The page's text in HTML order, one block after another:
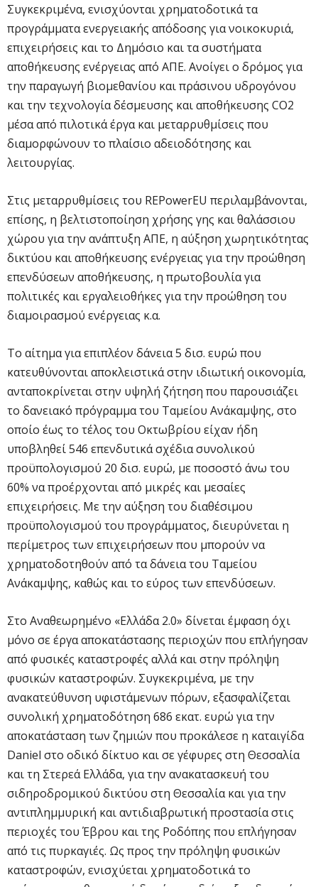
Συγκεκριμένα, ενισχύονται χρηματοδοτικά τα
προγράμματα ενεργειακής απόδοσης για νοικοκυριά,
επιχειρήσεις και το Δημόσιο και τα συστήματα
αποθήκευσης ενέργειας από ΑΠΕ. Ανοίγει ο δρόμος για
την παραγωγή βιομεθανίου και πράσινου υδρογόνου
και την τεχνολογία δέσμευσης και αποθήκευσης CO2
μέσα από πιλοτικά έργα και μεταρρυθμίσεις που
διαμορφώνουν το πλαίσιο αδειοδότησης και
λειτουργίας.
Στις μεταρρυθμίσεις του REPowerEU περιλαμβάνονται,
επίσης, η βελτιστοποίηση χρήσης γης και θαλάσσιου
χώρου για την ανάπτυξη ΑΠΕ, η αύξηση χωρητικότητας
δικτύου και αποθήκευσης ενέργειας για την προώθηση
επενδύσεων αποθήκευσης, η πρωτοβουλία για
πολιτικές και εργαλειοθήκες για την προώθηση του
διαμοιρασμού ενέργειας κ.α.
Το αίτημα για επιπλέον δάνεια 5 δισ. ευρώ που
κατευθύνονται αποκλειστικά στην ιδιωτική οικονομία,
ανταποκρίνεται στην υψηλή ζήτηση που παρουσιάζει
το δανειακό πρόγραμμα του Ταμείου Ανάκαμψης, στο
οποίο έως το τέλος του Οκτωβρίου είχαν ήδη
υποβληθεί 546 επενδυτικά σχέδια συνολικού
προϋπολογισμού 20 δισ. ευρώ, με ποσοστό άνω του
60% να προέρχονται από μικρές και μεσαίες
επιχειρήσεις. Με την αύξηση του διαθέσιμου
προϋπολογισμού του προγράμματος, διευρύνεται η
περίμετρος των επιχειρήσεων που μπορούν να
χρηματοδοτηθούν από τα δάνεια του Ταμείου
Ανάκαμψης, καθώς και το εύρος των επενδύσεων.
Στο Αναθεωρημένο «Ελλάδα 2.0» δίνεται έμφαση όχι
μόνο σε έργα αποκατάστασης περιοχών που επλήγησαν
από φυσικές καταστροφές αλλά και στην πρόληψη
φυσικών καταστροφών. Συγκεκριμένα, με την
ανακατεύθυνση υφιστάμενων πόρων, εξασφαλίζεται
συνολική χρηματοδότηση 686 εκατ. ευρώ για την
αποκατάσταση των ζημιών που προκάλεσε η καταιγίδα
Daniel στο οδικό δίκτυο και σε γέφυρες στη Θεσσαλία
και τη Στερεά Ελλάδα, για την ανακατασκευή του
σιδηροδρομικού δικτύου στη Θεσσαλία και για την
αντιπλημμυρική και αντιδιαβρωτική προστασία στις
περιοχές του Έβρου και της Ροδόπης που επλήγησαν
από τις πυρκαγιές. Ως προς την πρόληψη φυσικών
καταστροφών, ενισχύεται χρηματοδοτικά το